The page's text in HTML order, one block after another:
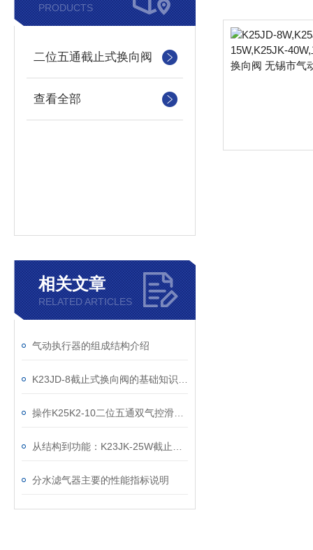
PRODUCTS
二位五通截止式换向阀
查看全部
相关文章
RELATED ARTICLES
气动执行器的组成结构介绍
分水滤气器主要的性能指标说明